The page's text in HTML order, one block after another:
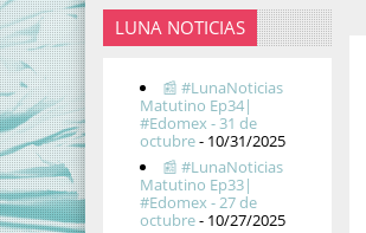
LUNA NOTICIAS
📰 #LunaNoticias
Matutino Ep34|
#Edomex - 31 de
octubre- 10/31/2025
📰 #LunaNoticias
Matutino Ep33|
#Edomex - 27 de
octubre- 10/27/2025